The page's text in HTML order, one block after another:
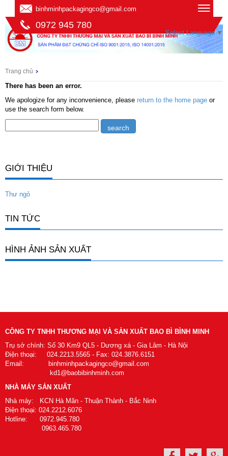
binhminhpackagingco@gmail.com
0972 945 780
Select Language ▼
Trang chủ
There has been an error.
We apologize for any inconvenience, please return to the home page or
use the search form below.
GIỚI THIỆU
Thư ngỏ
TIN TỨC
HÌNH ẢNH SẢN XUẤT
CÔNG TY TNHH THƯƠNG MẠI VÀ SẢN XUẤT BAO BÌ BÌNH MINH
Trụ sở chính: Số 30 Km9 QL5 - Dương xá - Gia Lâm - Hà Nội
Điện thoại: 024.2213.5565 - Fax: 024.3876.6151
Email: binhminhpackagingco@gmail.com
kd1@baobibinhminh.com
NHÀ MÁY SẢN XUẤT
Nhà máy: KCN Hà Mãn - Thuận Thành - Bắc Ninh
Điện thoại: 024.2212.6076
Hotline: 0972.945.780
0963.465.780